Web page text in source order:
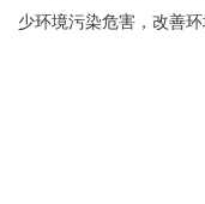
少环境污染危害，改善